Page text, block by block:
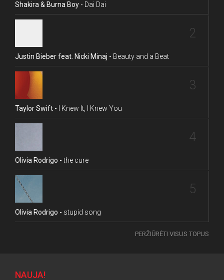
Shakira & Burna Boy - Dai Dai
2
Justin Bieber feat. Nicki Minaj - Beauty and a Beat
3
Taylor Swift - I Knew It, I Knew You
4
Olivia Rodrigo -the cure
5
Olivia Rodrigo - stupid song
PERŽIŪRĖTI VISUS TOPUS
NAUJA!